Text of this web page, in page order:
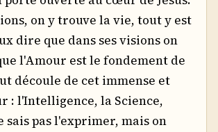
on y trouve la vie, tout y est
dire que dans ses visions on
l'Amour est le fondement de
découle de cet immense et
: l'Intelligence, la Science,
sais pas l'exprimer, mais on